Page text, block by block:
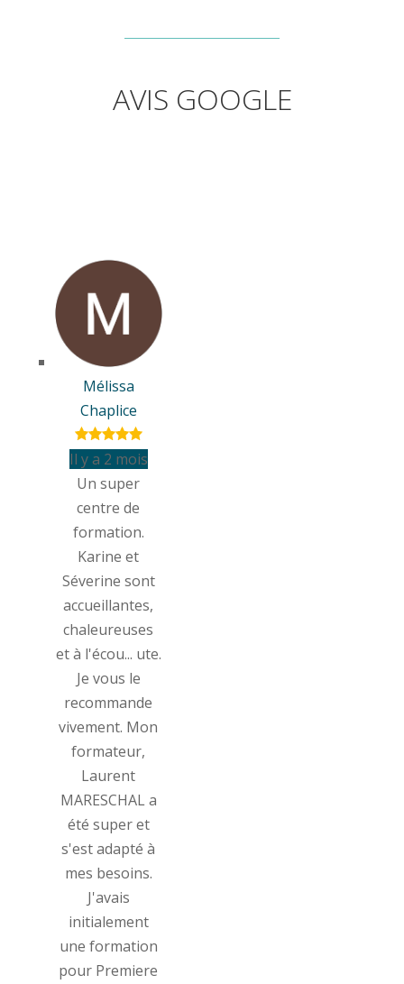
AVIS GOOGLE
Mélissa
Chaplice
Il y a 2 mois
Un super
centre de
formation.
Karine et
Séverine sont
accueillantes,
chaleureuses
et à l'écou... ute.
Je vous le
recommande
vivement. Mon
formateur,
Laurent
MARESCHAL a
été super et
s'est adapté à
mes besoins.
J'avais
initialement
une formation
pour Premiere